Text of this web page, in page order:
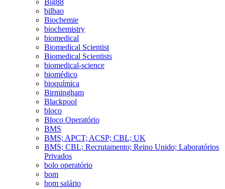
bilbao
Biochemie
biochemistry
biomedical
Biomedical Scientist
Biomedical Scientists
biomedical-science
biomédico
bioquímica
Birmingham
Blackpool
bloco
Bloco Operatório
BMS
BMS; APCT; ACSP; CBL; UK
BMS; CBL; Recrutamento; Reino Unido; Laboratórios
Privados
bolo operatório
bom
bom salário